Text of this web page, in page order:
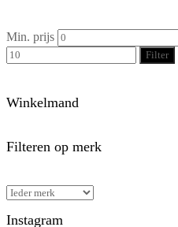
Min. prijs
Filter
Winkelmand
Filteren op merk
Instagram